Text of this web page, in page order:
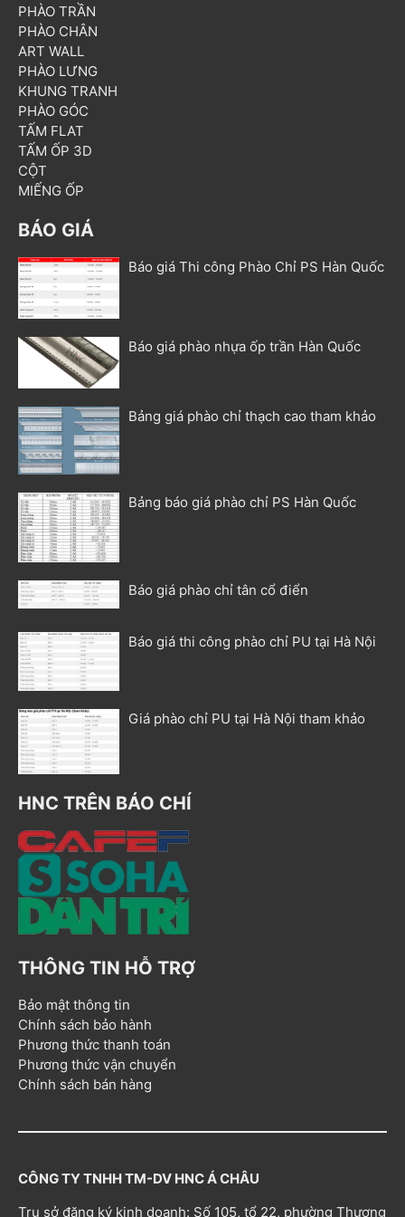
PHÀO TRẦN
PHÀO CHÂN
ART WALL
PHÀO LƯNG
KHUNG TRANH
PHÀO GÓC
TẤM FLAT
TẤM ỐP 3D
CỘT
MIẾNG ỐP
BÁO GIÁ
Báo giá Thi công Phào Chỉ PS Hàn Quốc
Báo giá phào nhựa ốp trần Hàn Quốc
Bảng giá phào chỉ thạch cao tham khảo
Bảng báo giá phào chỉ PS Hàn Quốc
Báo giá phào chỉ tân cổ điển
Báo giá thi công phào chỉ PU tại Hà Nội
Giá phào chỉ PU tại Hà Nội tham khảo
HNC TRÊN BÁO CHÍ
THÔNG TIN HỖ TRỢ
Bảo mật thông tin
Chính sách bảo hành
Phương thức thanh toán
Phương thức vận chuyển
Chính sách bán hàng
CÔNG TY TNHH TM-DV HNC Á CHÂU
Trụ sở đăng ký kinh doanh: Số 105, tổ 22, phường Thượng